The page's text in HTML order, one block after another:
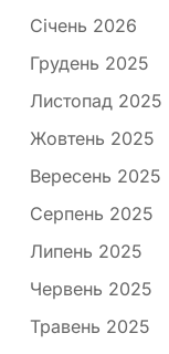
Січень 2026
Грудень 2025
Листопад 2025
Жовтень 2025
Вересень 2025
Серпень 2025
Липень 2025
Червень 2025
Травень 2025